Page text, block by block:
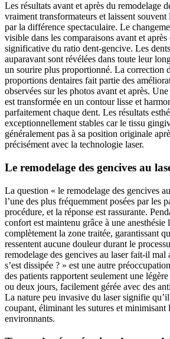
Les résultats avant et après du remodelage
vraiment transformateurs et laissent souvent
par la différence spectaculaire. Le
visible dans les comparaisons avant et
significative du ratio dent-gencive. Les
auparavant sont révélées dans toute leur
un sourire plus proportionné. La correction
proportions dentaires fait partie des
observées sur les photos avant et après.
est transformée en un contour lisse et
parfaitement chaque dent. Les résultats
exceptionnellement stables car le tissu
généralement pas à sa position originale
précisément avec la technologie laser.
Le remodelage des gencives au
La question « le remodelage des gencives
l’une des plus fréquemment posées par les
procédure, et la réponse est rassurante.
confort est maintenu grâce à une
complètement la zone traitée, garantissant
ressentent aucune douleur durant le
remodelage des gencives au laser fait-il mal
s’est dissipée ? » est une autre
des patients rapportent seulement une
ou deux jours, facilement gérée avec des
La nature peu invasive du laser signifie
coupant, éliminant les sutures et minimisant
environnants.